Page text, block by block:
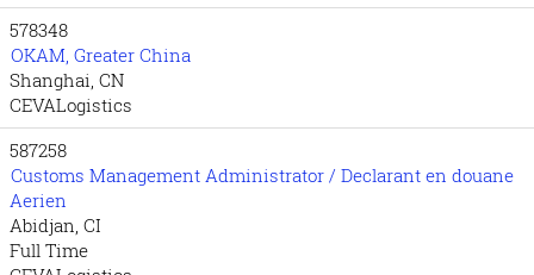
578348
OKAM, Greater China
Shanghai, CN
CEVALogistics
587258
Customs Management Administrator / Declarant en douane
Aerien
Abidjan, CI
Full Time